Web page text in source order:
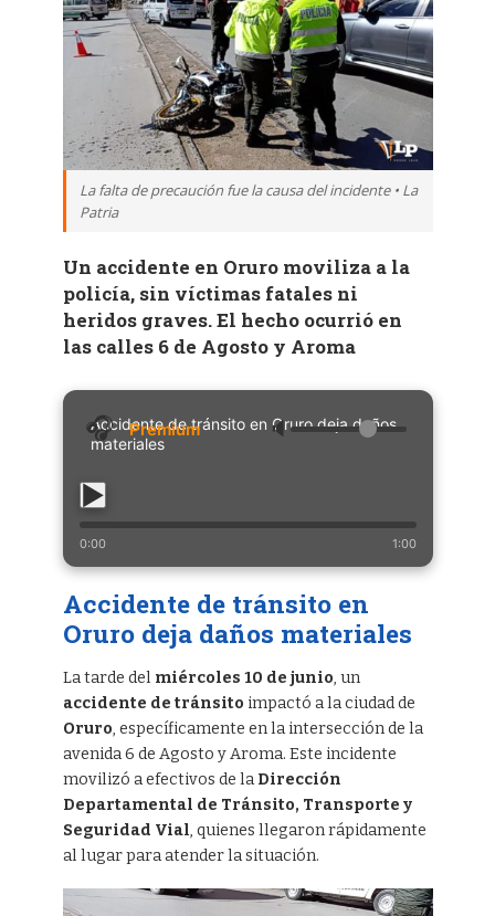
La falta de precaución fue la causa del incidente • La
Patria
Un accidente en Oruro moviliza a la
policía, sin víctimas fatales ni
heridos graves. El hecho ocurrió en
las calles 6 de Agosto y Aroma
Accidente de tránsito en Oruro deja daños
materiales
🔈
0:00 1:00
Accidente de tránsito en
Oruro deja daños materiales
La tarde del miércoles 10 de junio, un
accidente de tránsito impactó a la ciudad de
Oruro, específicamente en la intersección de la
avenida 6 de Agosto y Aroma. Este incidente
movilizó a efectivos de la Dirección
Departamental de Tránsito, Transporte y
Seguridad Vial, quienes llegaron rápidamente
al lugar para atender la situación.